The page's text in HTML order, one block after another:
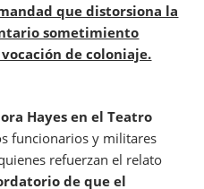
que distorsiona la
sometimiento
de coloniaje.
Hayes en el Teatro
funcionarios y militares
refuerzan el relato
de que el